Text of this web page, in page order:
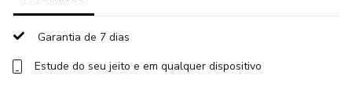
Garantia de 7 dias
Estude do seu jeito e em qualquer dispositivo